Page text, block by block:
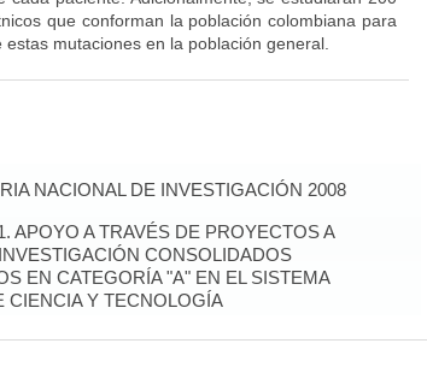
que conforman la población colombiana para
mutaciones en la población general.
NACIONAL DE INVESTIGACIÓN 2008
APOYO A TRAVÉS DE PROYECTOS A
CONSOLIDADOS
EN CATEGORÍA "A" EN EL SISTEMA
CIENCIA Y TECNOLOGÍA